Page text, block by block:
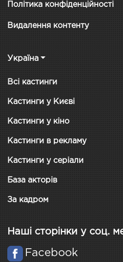
Політика конфіденційності
Видалення контенту
Україна
Всі кастинги
Кастинги у Києві
Кастинги у кіно
Кастинги в рекламу
Кастинги у серіали
База акторів
За кадром
Наші сторінки у соц.
Facebook